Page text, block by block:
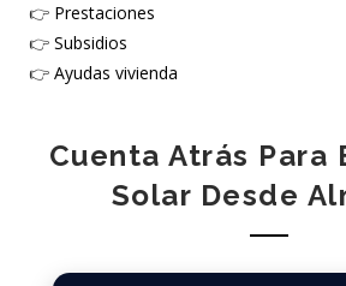
👉 Prestaciones
👉 Subsidios
👉 Ayudas vivienda
Cuenta Atrás Para
Solar Desde